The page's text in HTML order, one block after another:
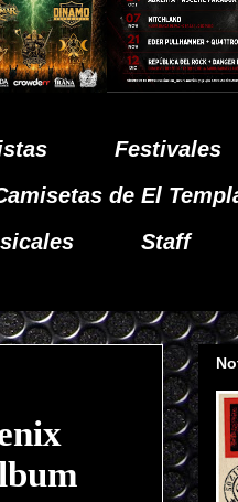
Festivales
de El
Staff